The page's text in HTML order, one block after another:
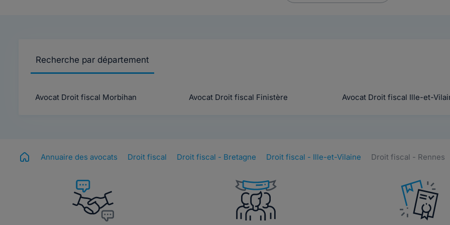
Recherche par département
Avocat Droit fiscal Morbihan Avocat Droit fiscal Finistère Avocat Droit fiscal Ille-et-
Annuaire des avocats Droit fiscal Droit fiscal - Bretagne Droit fiscal - Ille-et-Vilaine Droit fiscal - Rennes